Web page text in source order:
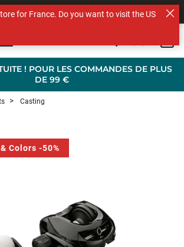
! POUR LES COMMANDES DE PLUS
DE 99 €
SHOP OTHER BRANDS
Casting
Colors -50%
for France. Do you want to visit the US